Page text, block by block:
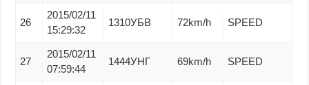
26
2015/02/11
15:29:32
1310УБВ 72km/h SPEED
27
2015/02/11
07:59:44
1444УНГ 69km/h SPEED